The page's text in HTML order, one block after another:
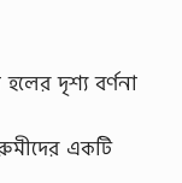
দৃশ্য বর্ণনা
একটি